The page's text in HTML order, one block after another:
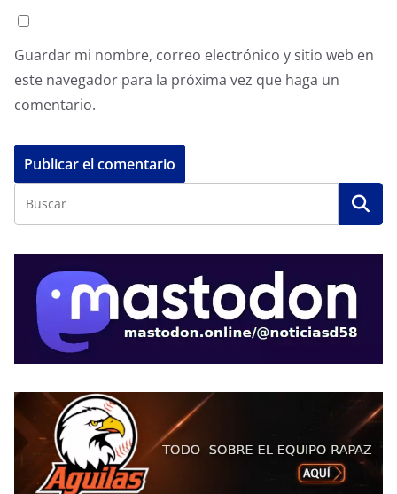
Guardar mi nombre, correo electrónico y sitio web en
este navegador para la próxima vez que haga un
comentario.